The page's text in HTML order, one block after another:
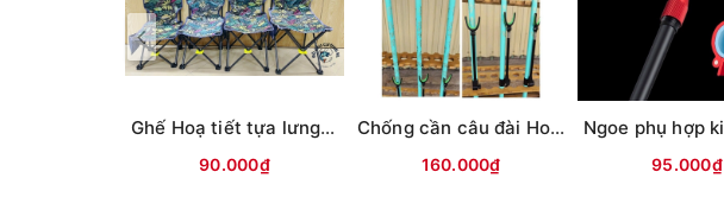
Ghế Hoạ tiết tựa lưng (có chỗ cắm chống cần)
90.000₫
Chống cần câu đài Hoa Hồng
160.000₫ 95.000₫